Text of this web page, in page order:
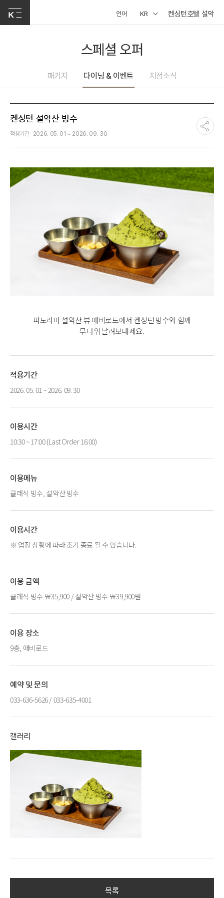
언어 KR 켄싱턴호텔 설악
스페셜 오퍼
패키지 다이닝 & 이벤트 지점소식
켄싱턴 설악산 빙수
적용기간 2026. 05. 01 ~ 2026. 09. 30
파노라마 설악산 뷰 애비로드에서 켄싱턴 빙수와 함께
무더위 날려보내세요.
적용기간
2026. 05. 01 ~ 2026. 09. 30
이용시간
10:30 ~ 17:00 (Last Order 16:00)
이용메뉴
클래식 빙수, 설악산 빙수
이용시간
※ 업장 상황에 따라 조기 종료 될 수 있습니다.
이용 금액
클래식 빙수 ￦35,900 / 설악산 빙수 ￦39,900원
이용 장소
9층, 애비로드
예약 및 문의
033-636-5626 / 033-635-4001
갤러리
목록